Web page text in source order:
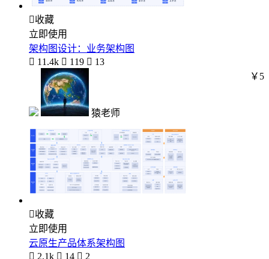
收藏
立即使用
架构图设计：业务架构图
 11.4k  119  13
猿老师
￥5
收藏
立即使用
云原生产品体系架构图
 2.1k  14  2